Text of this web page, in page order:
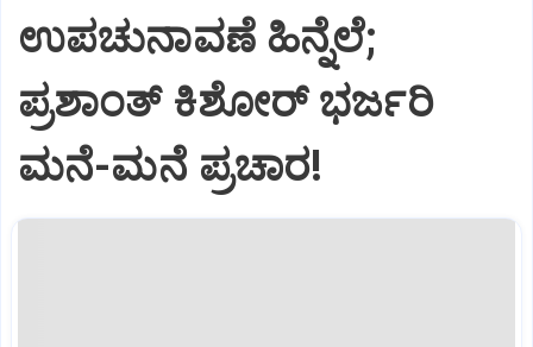
ಉಪಚುನಾವಣೆ ಹಿನ್ನೆಲೆ;
ಪ್ರಶಾಂತ್ ಕಿಶೋರ್ ಭರ್ಜರಿ
ಮನೆ-ಮನೆ ಪ್ರಚಾರ!